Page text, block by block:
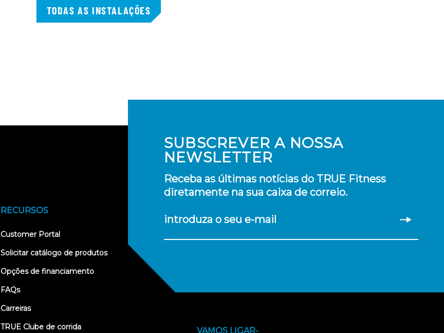
TODAS AS INSTALAÇÕES
SUBSCREVER A NOSSA
NEWSLETTER
Receba as últimas notícias do TRUE Fitness
diretamente na sua caixa de correio.
introduza o seu e-mail
RECURSOS
Customer Portal(opens
new
Solicitar catálogo de produtos
Opções de financiamento
FAQs
Carreiras
TRUE Clube de corrida
VAMOS LIGAR-